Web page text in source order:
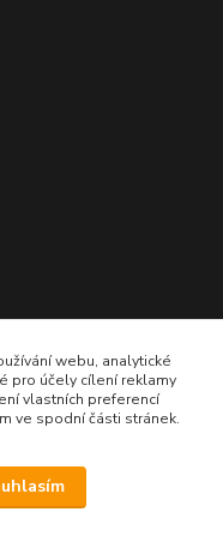
webu, analytické
pro účely cílení reklamy
vlastních preferencí
ve spodní části stránek.